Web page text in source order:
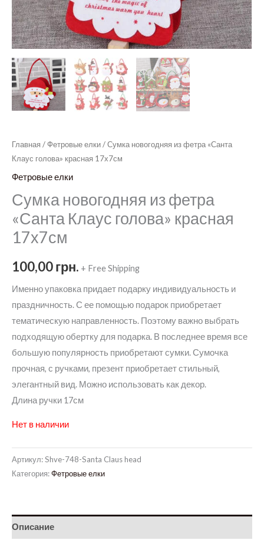
Главная /Фетровые елки/ Сумка новогодняя из фетра «Санта
Клаус голова» красная 17х7см
Фетровые елки
Сумка новогодняя из фетра
«Санта Клаус голова» красная
17х7см
100,00грн. + Free Shipping
Именно упаковка придает подарку индивидуальность и
праздничность. С ее помощью подарок приобретает
тематическую направленность. Поэтому важно выбрать
подходящую обертку для подарка. В последнее время все
большую популярность приобретают сумки. Сумочка
прочная, с ручками, презент приобретает стильный,
элегантный вид. Можно использовать как декор.
Длина ручки 17см
Нет в наличии
Артикул:Shve-748-Santa Claus head
Категория:Фетровые елки
Описание